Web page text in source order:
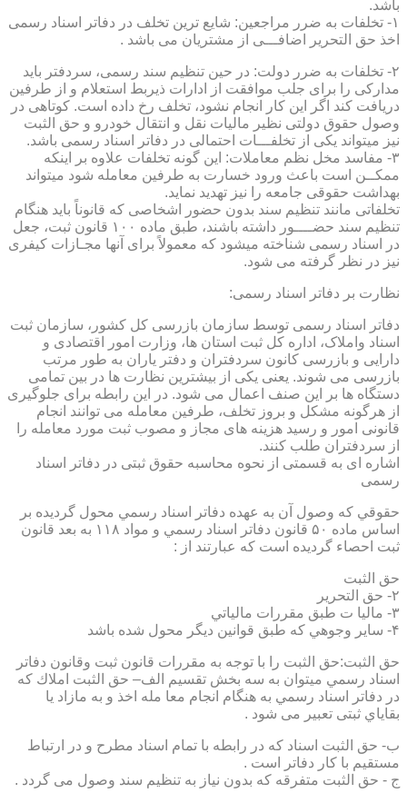
باشد.
۱- تخلفات به ضرر مراجعین: شایع ترین تخلف در دفاتر اسناد رسمی
اخذ حق التحریر اضافـــی از مشتریان می باشد .
۲- تخلفات به ضرر دولت: در حین تنظیم سند رسمی، سردفتر باید
مدارکی را برای جلب موافقت از ادارات ذیربط استعلام و از طرفین
دریافت کند اگر این کار انجام نشود، تخلف رخ داده است. کوتاهی در
وصول حقوق دولتی نظیر مالیات نقل و انتقال خودرو و حق الثبت
نیز میتواند یکی از تخلفـــات احتمالی در دفاتر اسناد رسمی باشد.
۳- مفاسد مخل نظم معاملات: این گونه تخلفات علاوه بر اینکه
ممکــن است باعث ورود خسارت به طرفین معامله شود میتواند
بهداشت حقوقی جامعه را نیز تهدید نماید.
تخلفاتی مانند تنظیم سند بدون حضور اشخاصی که قانوناً باید هنگام
تنظیم سند حضــــور داشته باشند، طبق ماده ۱۰۰ قانون ثبت، جعل
در اسناد رسمی شناخته میشود که معمولاً برای آنها مجـازات کیفری
نیز در نظر گرفته می شود.
نظارت بر دفاتر اسناد رسمی:
دفاتر اسناد رسمی توسط سازمان بازرسی کل کشور، سازمان ثبت
اسناد واملاک، اداره کل ثبت استان ها، وزارت امور اقتصادی و
دارایی و بازرسی کانون سردفتران و دفتر یاران به طور مرتب
بازرسی می شوند. یعنی یکی از بیشترین نظارت ها در بین تمامی
دستگاه ها بر این صنف اعمال می شود. در این رابطه برای جلوگیری
از هرگونه مشکل و بروز تخلف، طرفین معامله می توانند انجام
قانونی امور و رسید هزینه های مجاز و مصوب ثبت مورد معامله را
از سردفتران طلب کنند.
اشاره ای به قسمتی از نحوه محاسبه حقوق ثبتی در دفاتر اسناد
رسمی
حقوقي كه وصول آن به عهده دفاتر اسناد رسمي محول گرديده بر
اساس ماده ۵۰ قانون دفاتر اسناد رسمي و مواد ۱۱۸ به بعد قانون
ثبت احصاء گرديده است كه عبارتند از :
حق الثبت
۲- حق التحرير
۳- ماليا ت طبق مقررات مالياتي
۴- ساير وجوهي كه طبق قوانين ديگر محول شده باشد
حق الثبت:حق الثبت را با توجه به مقررات قانون ثبت وقانون دفاتر
اسناد رسمي ميتوان به سه بخش تقسيم الف– حق الثبت املاك كه
در دفاتر اسناد رسمي به هنگام انجام معا مله اخذ و به مازاد يا
بقاياي ثبتی تعبیر می شود .
ب- حق الثبت اسناد كه در رابطه با تمام اسناد مطرح و در ارتباط
مستقيم با كار دفاتر است .
ج - حق الثبت متفرقه كه بدون نياز به تنظیم سند وصول می گردد .